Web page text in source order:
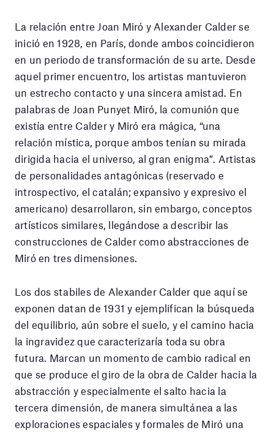
La relación entre Joan Miró y Alexander Calder se
inició en 1928, en París, donde ambos coincidieron
en un periodo de transformación de su arte. Desde
aquel primer encuentro, los artistas mantuvieron
un estrecho contacto y una sincera amistad. En
palabras de Joan Punyet Miró, la comunión que
existía entre Calder y Miró era mágica, “una
relación mística, porque ambos tenían su mirada
dirigida hacia el universo, al gran enigma”. Artistas
de personalidades antagónicas (reservado e
introspectivo, el catalán; expansivo y expresivo el
americano) desarrollaron, sin embargo, conceptos
artísticos similares, llegándose a describir las
construcciones de Calder como abstracciones de
Miró en tres dimensiones.
Los dos stabiles de Alexander Calder que aquí se
exponen datan de 1931 y ejemplifican la búsqueda
del equilibrio, aún sobre el suelo, y el camino hacia
la ingravidez que caracterizaría toda su obra
futura. Marcan un momento de cambio radical en
que se produce el giro de la obra de Calder hacia la
abstracción y especialmente el salto hacia la
tercera dimensión, de manera simultánea a las
exploraciones espaciales y formales de Miró una